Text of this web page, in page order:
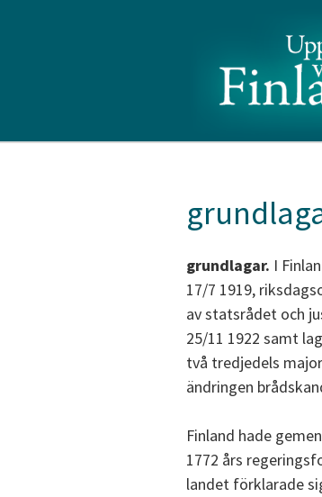
grundlagar. I
17/7 1919,
av statsrådet och
25/11 1922 samt
två tredjedels
ändringen
Finland hade
1772 års
landet förklarade